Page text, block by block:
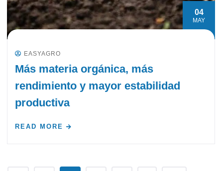
04
MAY
EASYAGRO
Más materia orgánica, más
rendimiento y mayor estabilidad
productiva
READ MORE